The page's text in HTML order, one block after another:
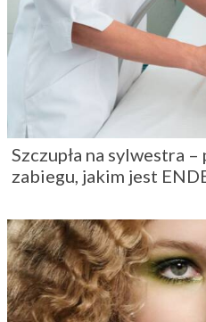
Szczupła na sylwestra
zabiegu, jakim jest